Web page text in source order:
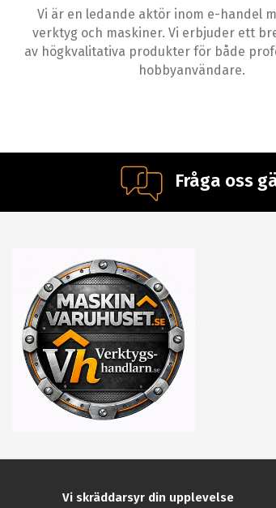
Vi är en ledande aktör inom e-handel
verktyg och maskiner. Vi erbjuder ett
av högkvalitativa produkter för både
hobbyanvändare.
Fråga oss
Vi skräddarsyr din upplevelse